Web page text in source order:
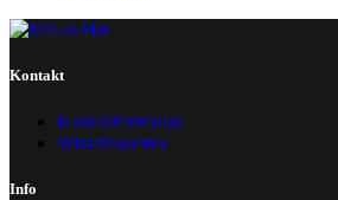
Kontakt
Kontaktformular
Wissenswertes
Info